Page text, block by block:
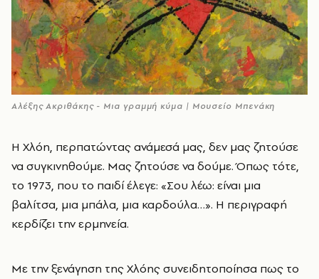
Αλέξης Ακριθάκης - Μια γραμμή κύμα | Μουσείο Μπενάκη
Η Χλόη, περπατώντας ανάμεσά μας, δεν μας ζητούσε
να συγκινηθούμε. Μας ζητούσε να δούμε. Όπως τότε,
το 1973, που το παιδί έλεγε: «Σου λέω: είναι μια
βαλίτσα, μια μπάλα, μια καρδούλα…». Η περιγραφή
κερδίζει την ερμηνεία.
Με την ξενάγηση της Χλόης συνειδητοποίησα πως το